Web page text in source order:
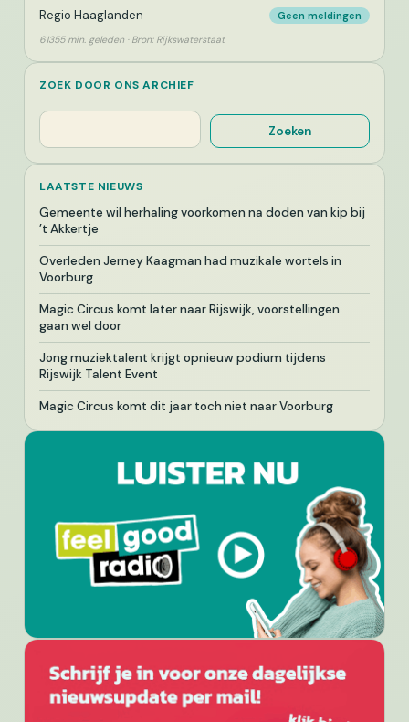
Regio Haaglanden Geen meldingen
61355 min. geleden · Bron: Rijkswaterstaat
ZOEK DOOR ONS ARCHIEF
Zoeken
Zoeken
LAATSTE NIEUWS
Gemeente wil herhaling voorkomen na doden van kip bij
’t Akkertje
Overleden Jerney Kaagman had muzikale wortels in
Voorburg
Magic Circus komt later naar Rijswijk, voorstellingen
gaan wel door
Jong muziektalent krijgt opnieuw podium tijdens
Rijswijk Talent Event
Magic Circus komt dit jaar toch niet naar Voorburg